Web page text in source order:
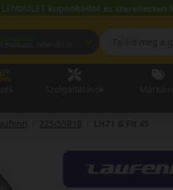
LENDÜLET kuponkódot és
225/55R18